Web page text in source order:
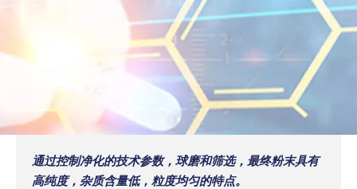
通过控制净化的技术参数，球磨和筛选，最终粉末具有
高纯度，杂质含量低，粒度均匀的特点。